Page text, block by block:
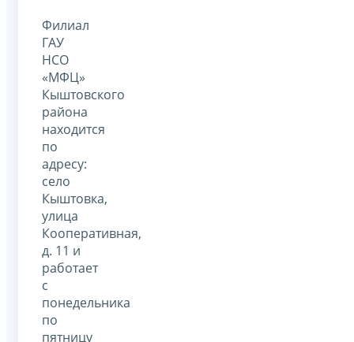
Филиал
ГАУ
НСО
«МФЦ»
Кыштовского
района
находится
по
адресу:
село
Кыштовка,
улица
Кооперативная,
д. 11 и
работает
с
понедельника
по
пятницу